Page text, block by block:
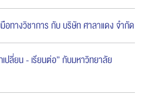
ทางวิชาการ กับ บริษัท ศาลาแดง จำกัด
ปลี่ยน - เรียนต่อ” กับมหาวิทยาลัย